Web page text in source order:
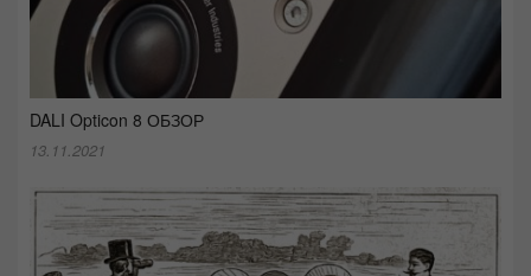
DALI Opticon 8 ОБЗОР
13.11.2021